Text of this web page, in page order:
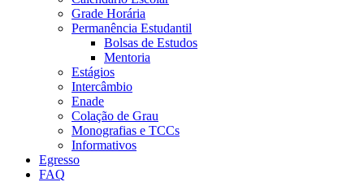
Grade Horária
Permanência Estudantil
Bolsas de Estudos
Mentoria
Estágios
Intercâmbio
Enade
Colação de Grau
Monografias e TCCs
Informativos
Egresso
FAQ